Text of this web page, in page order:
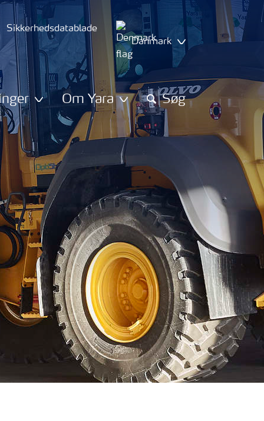
Sikkerhedsdatablade
Danmark
Om Yara Søg